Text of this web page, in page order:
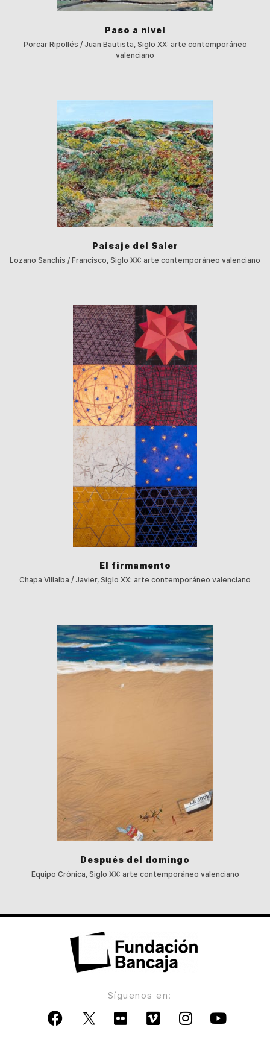
Paso a nivel
Porcar Ripollés / Juan Bautista, Siglo XX: arte contemporáneo
valenciano
Paisaje del Saler
Lozano Sanchis / Francisco, Siglo XX: arte contemporáneo valenciano
El firmamento
Chapa Villalba / Javier, Siglo XX: arte contemporáneo valenciano
Después del domingo
Equipo Crónica, Siglo XX: arte contemporáneo valenciano
Síguenos en: